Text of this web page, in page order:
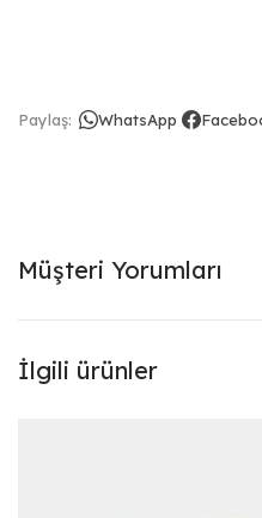
Paylaş: WhatsApp
Müşteri Yorumları
İlgili ürünler